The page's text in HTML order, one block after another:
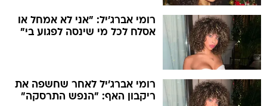
רומי אברג'יל: "אני לא אמחל או
אסלח לכל מי שינסה לפגוע בי"
רומי אברג'יל לאחר שחשפה את
ריקבון האף: "הנפש התרסקה"